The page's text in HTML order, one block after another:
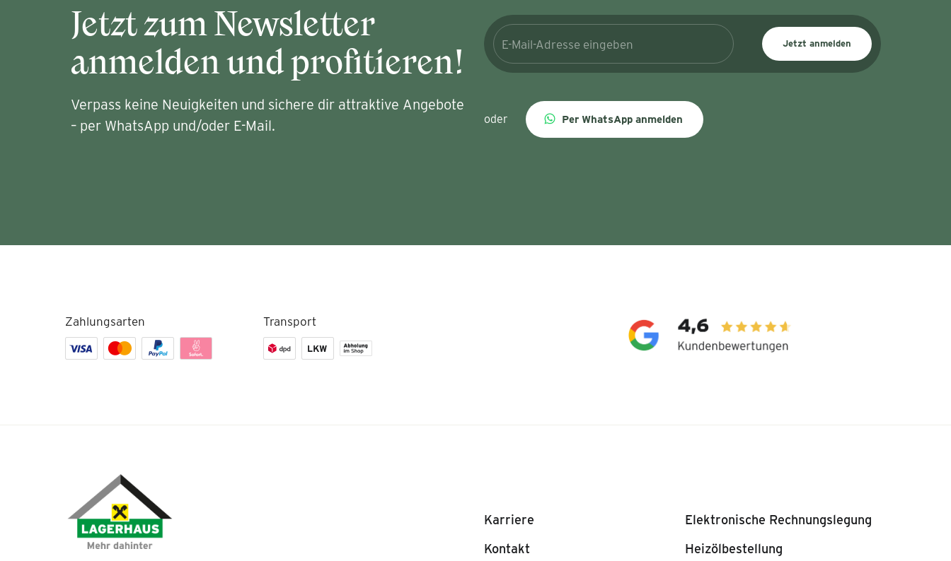
Jetzt zum Newsletter
anmelden und profitieren!
Verpass keine Neuigkeiten und sichere dir attraktive Angebote
– per WhatsApp und/oder E-Mail.
Jetzt anmelden
oder Per WhatsApp anmelden
Zahlungsarten Transport
Karriere
Kontakt
Elektronische Rechnungslegung
Heizölbestellung